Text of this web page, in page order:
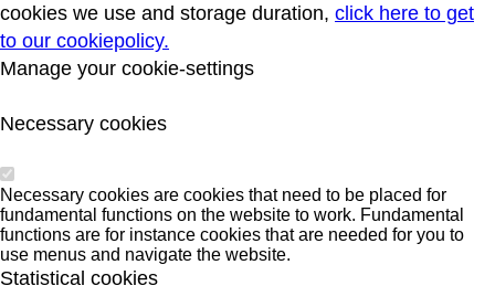
cookies we use and storage duration, click here to get
to our cookiepolicy.
Manage your cookie-settings
Necessary cookies
Necessary cookies are cookies that need to be placed for
fundamental functions on the website to work. Fundamental
functions are for instance cookies that are needed for you to
use menus and navigate the website.
Statistical cookies